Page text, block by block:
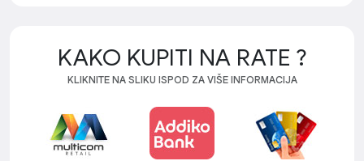
KAKO KUPITI NA RATE ?
KLIKNITE NA SLIKU ISPOD ZA VIŠE INFORMACIJA